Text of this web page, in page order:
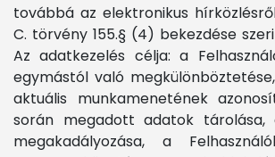
továbbá az elektronikus
C. törvény 155.§ (4) bekezdése
Az adatkezelés célja: a
egymástól való
aktuális munkamenetének
során megadott adatok tárolása,
megakadályozása, a